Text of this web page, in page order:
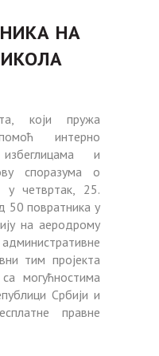
НА
који пружа
интерно
и
споразума о
у четвртак, 25.
50 повратника у
на аеродрому
тим пројекта
могућностима
Србији и
правне